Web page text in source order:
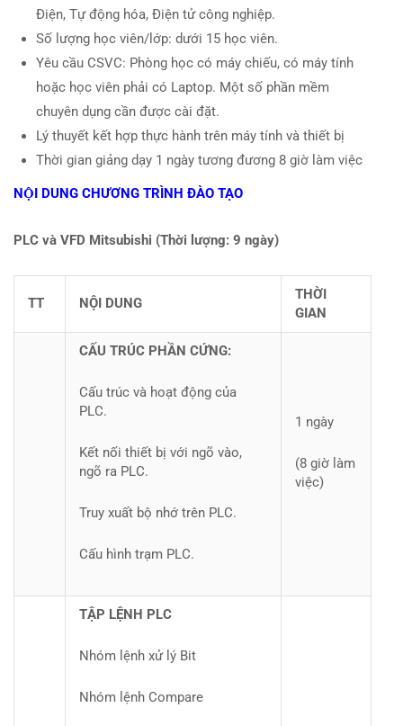
Điện, Tự động hóa, Điện tử công nghiệp.
Số lượng học viên/lớp: dưới 15 học viên.
Yêu cầu CSVC: Phòng học có máy chiếu, có máy tính
hoặc học viên phải có Laptop. Một số phần mềm
chuyên dụng cần được cài đặt.
Lý thuyết kết hợp thực hành trên máy tính và thiết bị
Thời gian giảng dạy 1 ngày tương đương 8 giờ làm việc
NỘI DUNG CHƯƠNG TRÌNH ĐÀO TẠO
PLC và VFD Mitsubishi (Thời lượng: 9 ngày)
TT NỘI DUNG
THỜI
GIAN
CẤU TRÚC PHẦN CỨNG:
Cấu trúc và hoạt động của
PLC.
Kết nối thiết bị với ngõ vào,
ngõ ra PLC.
Truy xuất bộ nhớ trên PLC.
Cấu hình trạm PLC.
1 ngày
(8 giờ làm
việc)
TẬP LỆNH PLC
Nhóm lệnh xử lý Bit
Nhóm lệnh Compare